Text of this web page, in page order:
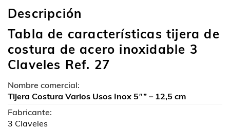
Descripción
Tabla de características tijera de
costura de acero inoxidable 3
Claveles Ref. 27
Nombre comercial:
Tijera Costura Varios Usos Inox 5″” – 12,5 cm
Fabricante:
3 Claveles